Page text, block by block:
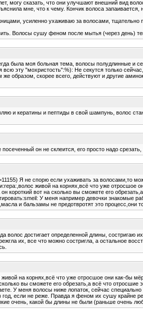
могу сказать, что они улучшают внешний вид
мне, что к чему. Кончик волоса
усиленно ухаживаю за волосами,
Волосы сушу феном после мытья (через день)
была моя больная тема, волосы полудлинные и
всю эту "мохристость":%): Не секутся только
же образом, скорее всего, действуют и другие
и кератины и пептиды в свой шампунь, волос
он не склеится, его просто надо
Я не спорю если ухаживать за волосами,то
живой на корнях,всё что уже отросшое
короткий вот на сколько вы сможете его
У меня например девочки знакомые
и бальзамы не предотвротят это процесс,они
волос достигает определенной длины,
их, все что можно состригла, а остальное
на корнях,всё что уже отросшое они как-бы
вы сможете его обрезать,а всё что
У меня волосы ниже лопаток, сейчас
год, если не реже. Правда я феном их сушу крайне
очень, какой бы длины не были (раньше очень